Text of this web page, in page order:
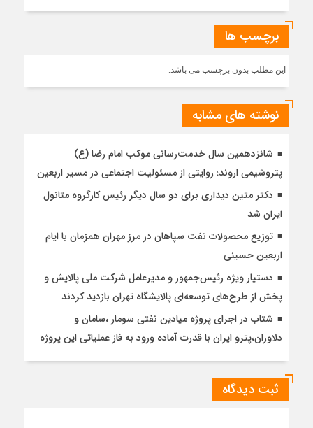
برچسب ها
این مطلب بدون برچسب می باشد.
نوشته های مشابه
شانزدهمین سال خدمت‌رسانی موکب امام رضا (ع)
پتروشیمی اروند؛ روایتی از مسئولیت اجتماعی در مسیر اربعین
دکتر متین دیداری برای دو سال دیگر رئیس کارگروه متانول
ایران شد
توزیع محصولات نفت سپاهان در مرز مهران همزمان با ایام
اربعین حسینی
دستیار ویژه رئیس‌جمهور و مدیرعامل شرکت ملی پالایش و
پخش از طرح‌های توسعه‌ای پالایشگاه تهران بازدید کردند
شتاب در اجرای پروژه میادین نفتی سومار ،سامان و
دلاوران،پترو ایران با قدرت آماده ورود به فاز عملیاتی این پروژه
ثبت دیدگاه